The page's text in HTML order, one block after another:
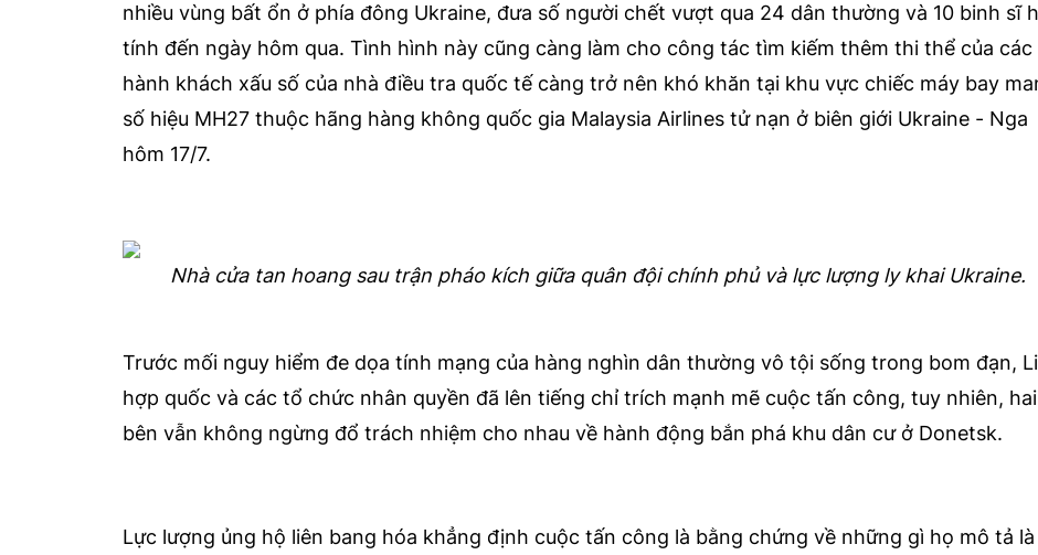
nhiều vùng bất ổn ở phía đông Ukraine, đưa số người chết vượt qua 24 dân thường và 10 binh sĩ
tính đến ngày hôm qua. Tình hình này cũng càng làm cho công tác tìm kiếm thêm thi thể của các
hành khách xấu số của nhà điều tra quốc tế càng trở nên khó khăn tại khu vực chiếc máy bay
số hiệu MH27 thuộc hãng hàng không quốc gia Malaysia Airlines tử nạn ở biên giới Ukraine - Nga
hôm 17/7.
Nhà cửa tan hoang sau trận pháo kích giữa quân đội chính phủ và lực lượng ly khai Ukraine.
Trước mối nguy hiểm đe dọa tính mạng của hàng nghìn dân thường vô tội sống trong bom đạn,
hợp quốc và các tổ chức nhân quyền đã lên tiếng chỉ trích mạnh mẽ cuộc tấn công, tuy nhiên, hai
bên vẫn không ngừng đổ trách nhiệm cho nhau về hành động bắn phá khu dân cư ở Donetsk.
Lực lượng ủng hộ liên bang hóa khẳng định cuộc tấn công là bằng chứng về những gì họ mô tả là